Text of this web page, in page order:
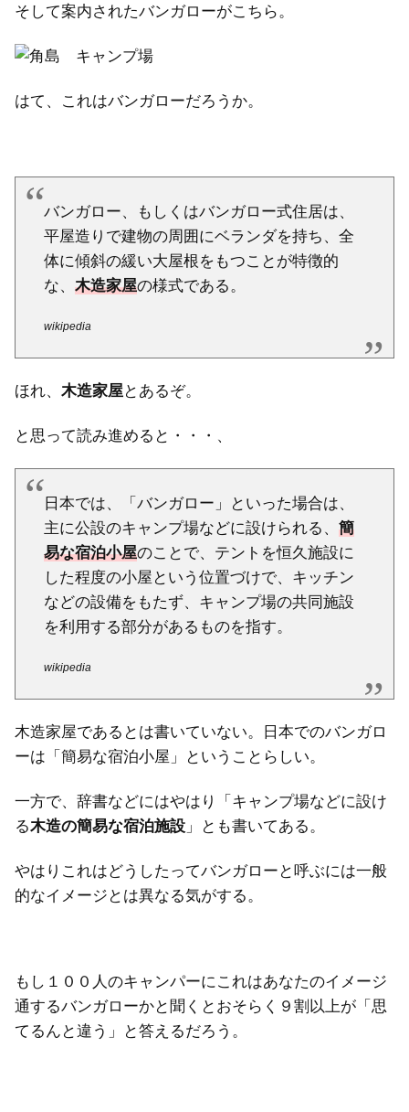
そして案内されたバンガローがこちら。
はて、これはバンガローだろうか。
バンガロー、もしくはバンガロー式住居は、
平屋造りで建物の周囲にベランダを持ち、全
体に傾斜の緩い大屋根をもつことが特徴的
な、 木造家屋の様式である。
wikipedia
ほれ、 木造家屋とあるぞ。
と思って読み進めると・・・、
日本では、「バンガロー」といった場合は、
主に公設のキャンプ場などに設けられる、 簡
易な宿泊小屋のことで、テントを恒久施設に
した程度の小屋という位置づけで、キッチン
などの設備をもたず、キャンプ場の共同施設
を利用する部分があるものを指す。
wikipedia
木造家屋であるとは書いていない。日本でのバンガロ
ーは「簡易な宿泊小屋」ということらしい。
一方で、辞書などにはやはり「キャンプ場などに設け
る木造の簡易な宿泊施設 」とも書いてある。
やはりこれはどうしたってバンガローと呼ぶには一般
的なイメージとは異なる気がする。
もし１００人のキャンパーにこれはあなたのイメージ
通するバンガローかと聞くとおそらく９割以上が「思
てるんと違う」と答えるだろう。